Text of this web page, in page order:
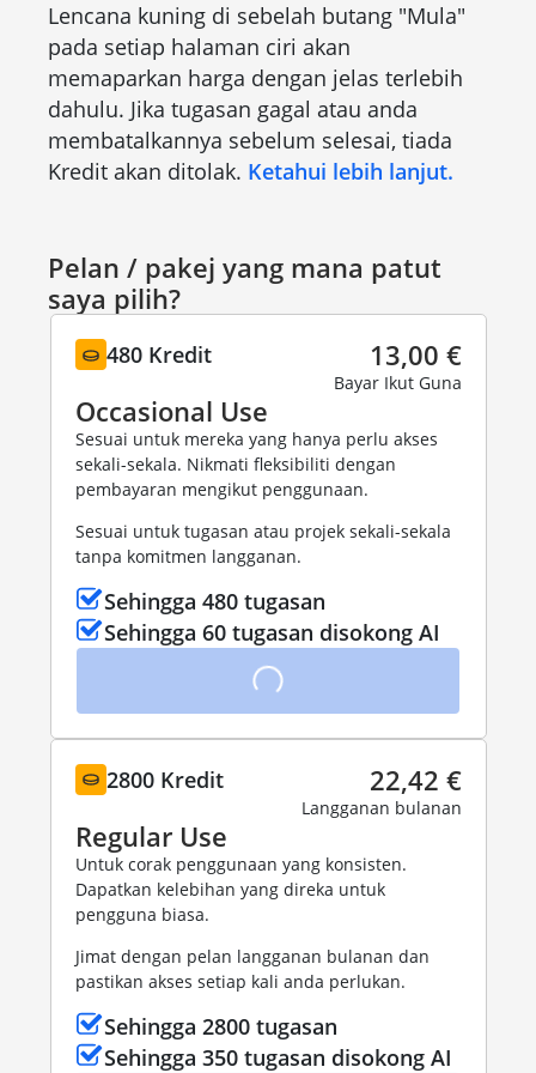
Lencana kuning di sebelah butang "Mula"
pada setiap halaman ciri akan
memaparkan harga dengan jelas terlebih
dahulu. Jika tugasan gagal atau anda
membatalkannya sebelum selesai, tiada
Kredit akan ditolak. Ketahui lebih lanjut.
Pelan / pakej yang mana patut
saya pilih?
480 Kredit 13,00 €
Bayar Ikut Guna
Occasional Use
Sesuai untuk mereka yang hanya perlu akses
sekali-sekala. Nikmati fleksibiliti dengan
pembayaran mengikut penggunaan.
Sesuai untuk tugasan atau projek sekali-sekala
tanpa komitmen langganan.
Sehingga 480 tugasan
Sehingga 60 tugasan disokong AI
2800 Kredit 22,42 €
Langganan bulanan
Regular Use
Untuk corak penggunaan yang konsisten.
Dapatkan kelebihan yang direka untuk
pengguna biasa.
Jimat dengan pelan langganan bulanan dan
pastikan akses setiap kali anda perlukan.
Sehingga 2800 tugasan
Sehingga 350 tugasan disokong AI